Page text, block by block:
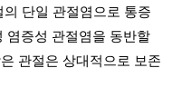
단일 관절염으로 통증
염증성 관절염을 동반할
관절은 상대적으로 보존